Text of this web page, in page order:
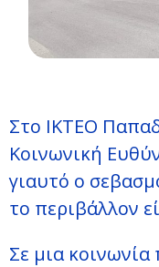
Στο ΙΚΤΕΟ
Κοινωνική
γιαυτό ο
το περιβάλλον
Σε μια